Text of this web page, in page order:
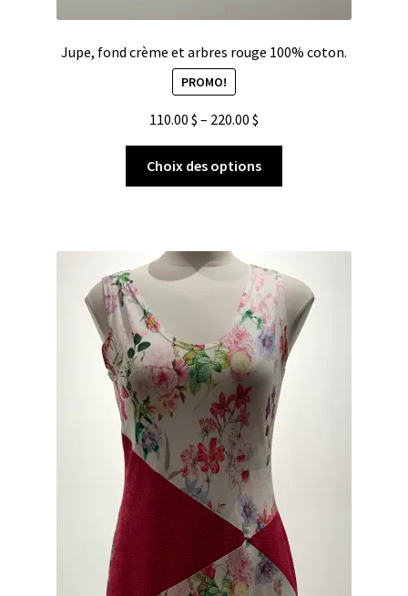
Jupe, fond crème et arbres rouge 100% coton.
PROMO!
110.00 $ – 220.00 $
Choix des options